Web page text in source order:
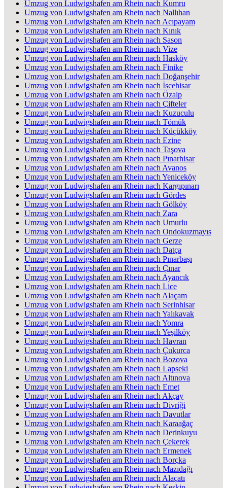
Umzug von Ludwigshafen am Rhein nach Kumru
Umzug von Ludwigshafen am Rhein nach Nallıhan
Umzug von Ludwigshafen am Rhein nach Acıpayam
Umzug von Ludwigshafen am Rhein nach Kınık
Umzug von Ludwigshafen am Rhein nach Sason
Umzug von Ludwigshafen am Rhein nach Vize
Umzug von Ludwigshafen am Rhein nach Hasköy
Umzug von Ludwigshafen am Rhein nach Finike
Umzug von Ludwigshafen am Rhein nach Doğanşehir
Umzug von Ludwigshafen am Rhein nach İscehisar
Umzug von Ludwigshafen am Rhein nach Özalp
Umzug von Ludwigshafen am Rhein nach Çifteler
Umzug von Ludwigshafen am Rhein nach Kuzuculu
Umzug von Ludwigshafen am Rhein nach Tömük
Umzug von Ludwigshafen am Rhein nach Küçükköy
Umzug von Ludwigshafen am Rhein nach Ezine
Umzug von Ludwigshafen am Rhein nach Taşova
Umzug von Ludwigshafen am Rhein nach Pınarhisar
Umzug von Ludwigshafen am Rhein nach Avanos
Umzug von Ludwigshafen am Rhein nach Yeniceköy
Umzug von Ludwigshafen am Rhein nach Kargıpınarı
Umzug von Ludwigshafen am Rhein nach Gördes
Umzug von Ludwigshafen am Rhein nach Gölköy
Umzug von Ludwigshafen am Rhein nach Zara
Umzug von Ludwigshafen am Rhein nach Umurlu
Umzug von Ludwigshafen am Rhein nach Ondokuzmayıs
Umzug von Ludwigshafen am Rhein nach Gerze
Umzug von Ludwigshafen am Rhein nach Datça
Umzug von Ludwigshafen am Rhein nach Pınarbaşı
Umzug von Ludwigshafen am Rhein nach Çınar
Umzug von Ludwigshafen am Rhein nach Ayancık
Umzug von Ludwigshafen am Rhein nach Lice
Umzug von Ludwigshafen am Rhein nach Alaçam
Umzug von Ludwigshafen am Rhein nach Serinhisar
Umzug von Ludwigshafen am Rhein nach Yalıkavak
Umzug von Ludwigshafen am Rhein nach Yomra
Umzug von Ludwigshafen am Rhein nach Yeşilköy
Umzug von Ludwigshafen am Rhein nach Havran
Umzug von Ludwigshafen am Rhein nach Çukurca
Umzug von Ludwigshafen am Rhein nach Bozova
Umzug von Ludwigshafen am Rhein nach Lapseki
Umzug von Ludwigshafen am Rhein nach Altınova
Umzug von Ludwigshafen am Rhein nach Emet
Umzug von Ludwigshafen am Rhein nach Akçay
Umzug von Ludwigshafen am Rhein nach Divriği
Umzug von Ludwigshafen am Rhein nach Davutlar
Umzug von Ludwigshafen am Rhein nach Karaağaç
Umzug von Ludwigshafen am Rhein nach Derinkuyu
Umzug von Ludwigshafen am Rhein nach Çekerek
Umzug von Ludwigshafen am Rhein nach Ermenek
Umzug von Ludwigshafen am Rhein nach Borçka
Umzug von Ludwigshafen am Rhein nach Mazıdağı
Umzug von Ludwigshafen am Rhein nach Alaçatı